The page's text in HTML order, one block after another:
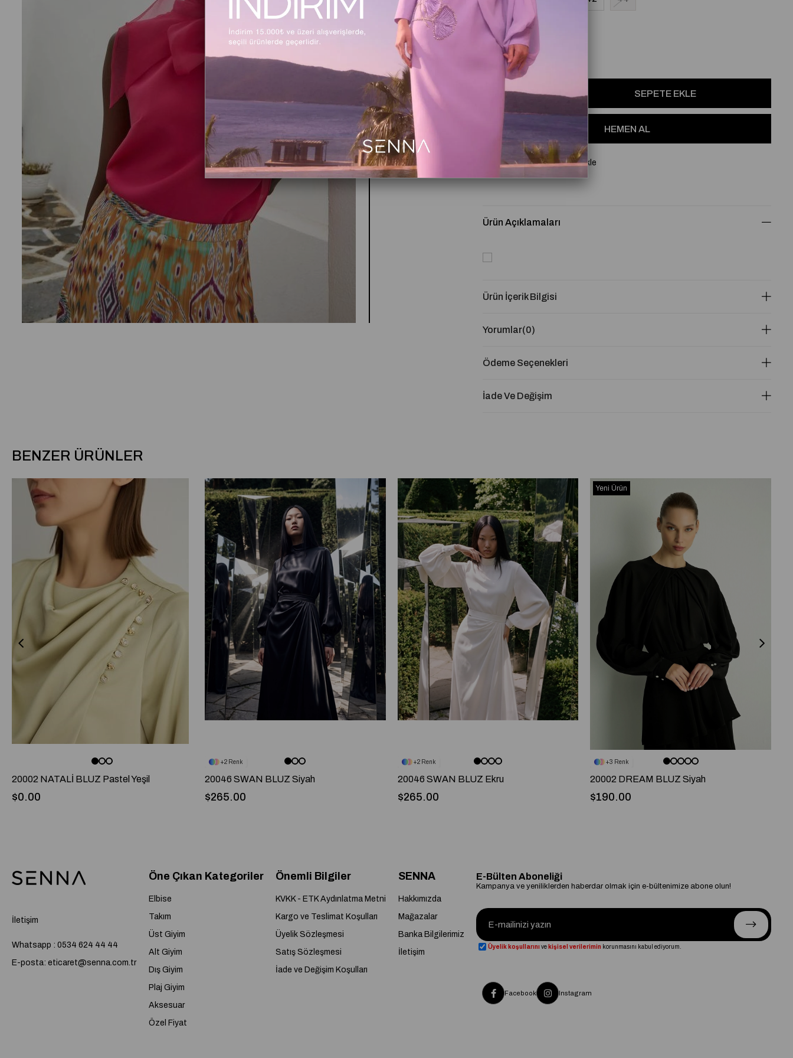
Beden Tablosu
Kritik Stok Favorilere Ekle
Ürün Açıklamaları
Ürün İçerik Bilgisi
Yorumlar(0)
Ödeme Seçenekleri
İade Ve Değişim
BENZER ÜRÜNLER
20002 NATALİ BLUZ Pastel Yeşil
$0.00
2
20046 SWAN BLUZ Siyah
$265.00
2
20046 SWAN BLUZ Ekru
$265.00
3
20002 DREAM BLUZ Siyah
$190.00
Yeni Ürün
İletişim
Whatsapp : 0534 624 44 44
E-posta: eticaret@senna.com.tr
Öne Çıkan Kategoriler
Elbise
Takım
Üst Giyim
Alt Giyim
Dış Giyim
Plaj Giyim
Aksesuar
Özel Fiyat
Önemli Bilgiler
KVKK - ETK Aydınlatma Metni
Kargo ve Teslimat Koşulları
Üyelik Sözleşmesi
Satış Sözleşmesi
İade ve Değişim Koşulları
SENNA
Hakkımızda
Mağazalar
Banka Bilgilerimiz
İletişim
E-Bülten Aboneliği
Kampanya ve yeniliklerden haberdar olmak için e-bültenimize abone olun!
Üyelik koşullarını ve kişisel verilerimin korunmasını kabul ediyorum.
Facebook Instagram